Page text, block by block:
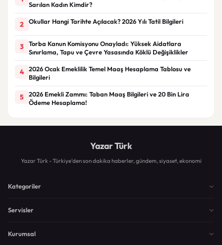
Sarılan Kadın Kimdir?
2 Okullar Hangi Tarihte Açılacak? 2026 Yılı Tatil Bilgileri
3
Torba Kanun Komisyonu Onayladı: Yüksek Aidatlara
Sınırlama, Tapu ve Çevre Yasasında Köklü Değişiklikler
4
2026 Ocak Emeklilik Temel Maaş Hesaplama Tablosu ve
Bilgileri
5
2026 Emekli Zammı: Taban Maaş Bilgileri ve 20 Bin Lira
Ödeme Hesaplama!
Yazar Türk
Yazar Türk - Türkiye'den son dakika haberler, gündem, siyaset, ekonomi
Kategoriler
Servisler
Kurumsal